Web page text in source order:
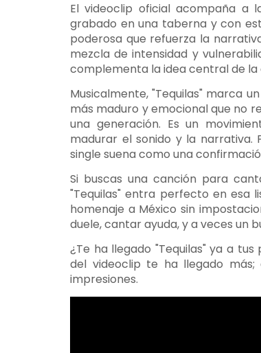
El videoclip oficial acompaña a
grabado en una taberna y con
poderosa que refuerza la
mezcla de intensidad y
complementa la idea central de la
Musicalmente, "Tequilas" marca
más maduro y emocional que no
una generación. Es un
madurar el sonido y la narrativa.
single suena como una
Si buscas una canción para
"Tequilas" entra perfecto en esa
homenaje a México sin
duele, cantar ayuda, y a veces un
¿Te ha llegado "Tequilas" ya a
del videoclip te ha llegado más;
impresiones.